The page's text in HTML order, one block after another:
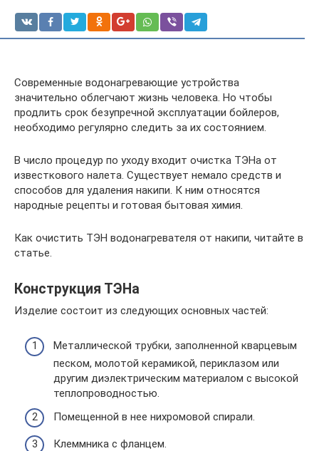
Современные водонагревающие устройства
значительно облегчают жизнь человека. Но чтобы
продлить срок безупречной эксплуатации бойлеров,
необходимо регулярно следить за их состоянием.
В число процедур по уходу входит очистка ТЭНа от
известкового налета. Существует немало средств и
способов для удаления накипи. К ним относятся
народные рецепты и готовая бытовая химия.
Как очистить ТЭН водонагревателя от накипи, читайте в
статье.
Конструкция ТЭНа
Изделие состоит из следующих основных частей:
Металлической трубки, заполненной кварцевым
песком, молотой керамикой, периклазом или
другим диэлектрическим материалом с высокой
теплопроводностью.
Помещенной в нее нихромовой спирали.
Клеммника с фланцем.